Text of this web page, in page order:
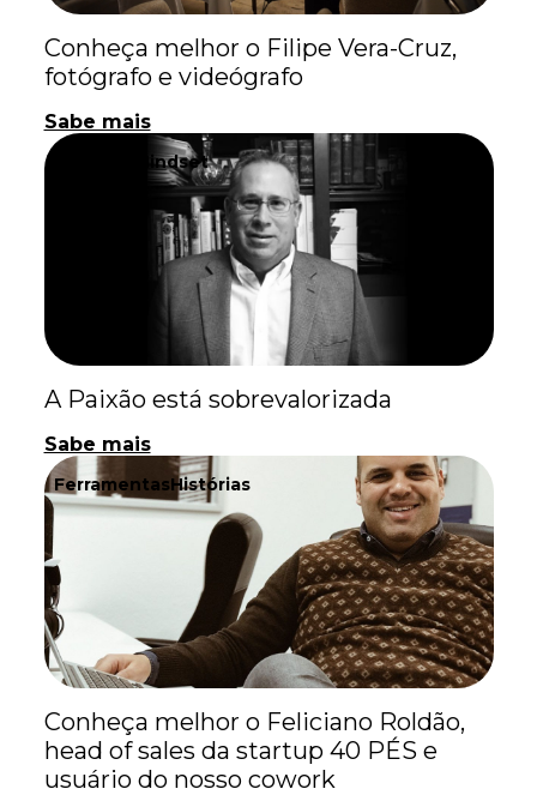
Conheça melhor o Filipe Vera-Cruz,
fotógrafo e videógrafo
Sabe mais
Mindset
A Paixão está sobrevalorizada
Sabe mais
FerramentasHistórias
Conheça melhor o Feliciano Roldão,
head of sales da startup 40 PÉS e
usuário do nosso cowork